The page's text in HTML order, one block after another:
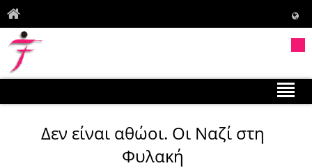
Δεν είναι αθώοι. Οι Ναζί στη
Φυλακή